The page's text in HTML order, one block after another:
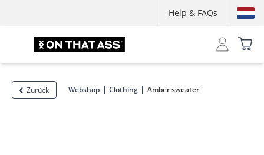
Help & FAQs
Zurück Webshop Clothing Amber sweater